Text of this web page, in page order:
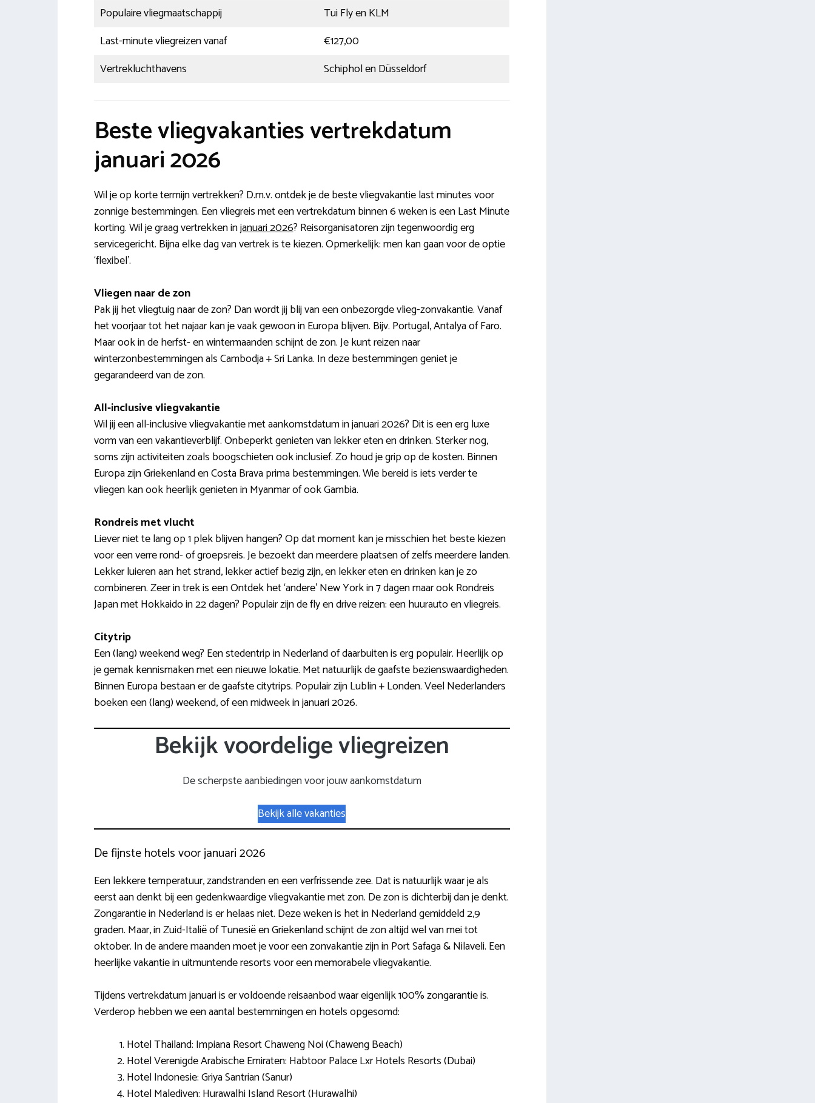
Populaire vliegmaatschappij
Tui Fly en KLM
Last-minute vliegreizen vanaf
€127,00
Vertrekluchthavens
Schiphol en Düsseldorf
Beste vliegvakanties vertrekdatum
januari 2026
Wil je op korte termijn vertrekken? D.m.v. ontdek je de beste vliegvakantie last minutes voor
zonnige bestemmingen. Een vliegreis met een vertrekdatum binnen 6 weken is een Last Minute
korting. Wil je graag vertrekken injanuari 2026? Reisorganisatoren zijn tegenwoordig erg
servicegericht. Bijna elke dag van vertrek is te kiezen. Opmerkelijk: men kan gaan voor de optie
‘flexibel’.
Vliegen naar de zon
Pak jij het vliegtuig naar de zon? Dan wordt jij blij van een onbezorgde vlieg-zonvakantie. Vanaf
het voorjaar tot het najaar kan je vaak gewoon in Europa blijven. Bijv. Portugal, Antalya of Faro.
Maar ook in de herfst- en wintermaanden schijnt de zon. Je kunt reizen naar
winterzonbestemmingen als Cambodja + Sri Lanka. In deze bestemmingen geniet je
gegarandeerd van de zon.
All-inclusive vliegvakantie
Wil jij een all-inclusive vliegvakantie met aankomstdatum in januari 2026? Dit is een erg luxe
vorm van een vakantieverblijf. Onbeperkt genieten van lekker eten en drinken. Sterker nog,
soms zijn activiteiten zoals boogschieten ook inclusief. Zo houd je grip op de kosten. Binnen
Europa zijn Griekenland en Costa Brava prima bestemmingen. Wie bereid is iets verder te
vliegen kan ook heerlijk genieten in Myanmar of ook Gambia.
Rondreis met vlucht
Liever niet te lang op 1 plek blijven hangen? Op dat moment kan je misschien het beste kiezen
voor een verre rond- of groepsreis. Je bezoekt dan meerdere plaatsen of zelfs meerdere landen.
Lekker luieren aan het strand, lekker actief bezig zijn, en lekker eten en drinken kan je zo
combineren. Zeer in trek is een Ontdek het ‘andere’ New York in 7 dagen maar ook Rondreis
Japan met Hokkaido in 22 dagen? Populair zijn de fly en drive reizen: een huurauto en vliegreis.
Citytrip
Een (lang) weekend weg? Een stedentrip in Nederland of daarbuiten is erg populair. Heerlijk op
je gemak kennismaken met een nieuwe lokatie. Met natuurlijk de gaafste bezienswaardigheden.
Binnen Europa bestaan er de gaafste citytrips. Populair zijn Lublin + Londen. Veel Nederlanders
boeken een (lang) weekend, of een midweek in januari 2026.
Bekijk voordelige vliegreizen
De scherpste aanbiedingen voor jouw aankomstdatum
Bekijk alle vakanties
De fijnste hotels voor januari 2026
Een lekkere temperatuur, zandstranden en een verfrissende zee. Dat is natuurlijk waar je als
eerst aan denkt bij een gedenkwaardige vliegvakantie met zon. De zon is dichterbij dan je denkt.
Zongarantie in Nederland is er helaas niet. Deze weken is het in Nederland gemiddeld 2,9
graden. Maar, in Zuid-Italië of Tunesië en Griekenland schijnt de zon altijd wel van mei tot
oktober. In de andere maanden moet je voor een zonvakantie zijn in Port Safaga & Nilaveli. Een
heerlijke vakantie in uitmuntende resorts voor een memorabele vliegvakantie.
Tijdens vertrekdatum januari is er voldoende reisaanbod waar eigenlijk 100% zongarantie is.
Verderop hebben we een aantal bestemmingen en hotels opgesomd:
Hotel Thailand: Impiana Resort Chaweng Noi (Chaweng Beach)
Hotel Verenigde Arabische Emiraten: Habtoor Palace Lxr Hotels Resorts (Dubai)
Hotel Indonesie: Griya Santrian (Sanur)
Hotel Malediven: Hurawalhi Island Resort (Hurawalhi)